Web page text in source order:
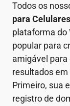
Todos os
para Celulares
plataforma do
popular para
amigável
resultados em
Primeiro, sua
registro de